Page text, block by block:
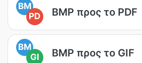
BM
PD
BMP προς το PDF
BM
GI
BMP προς το GIF